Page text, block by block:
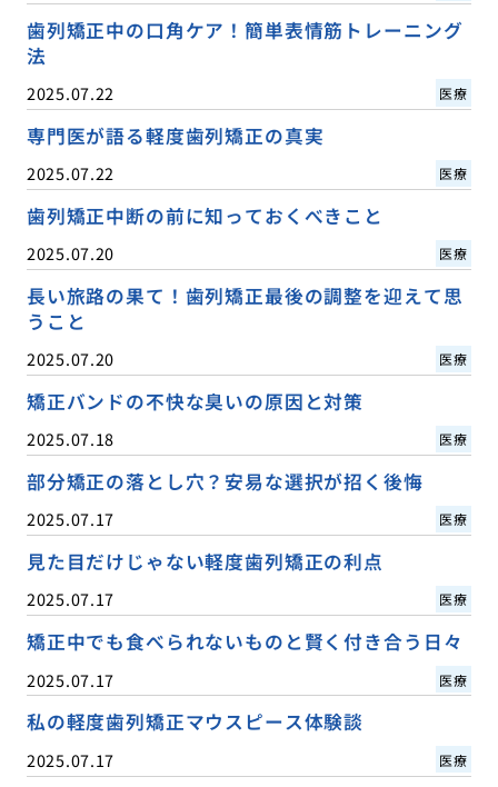
歯列矯正中の口角ケア！簡単表情筋トレーニング
法
2025.07.22 医療
専門医が語る軽度歯列矯正の真実
2025.07.22 医療
歯列矯正中断の前に知っておくべきこと
2025.07.20 医療
長い旅路の果て！歯列矯正最後の調整を迎えて思
うこと
2025.07.20 医療
矯正バンドの不快な臭いの原因と対策
2025.07.18 医療
部分矯正の落とし穴？安易な選択が招く後悔
2025.07.17 医療
見た目だけじゃない軽度歯列矯正の利点
2025.07.17 医療
矯正中でも食べられないものと賢く付き合う日々
2025.07.17 医療
私の軽度歯列矯正マウスピース体験談
2025.07.17 医療